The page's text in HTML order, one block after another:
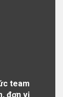
team
đơn vị